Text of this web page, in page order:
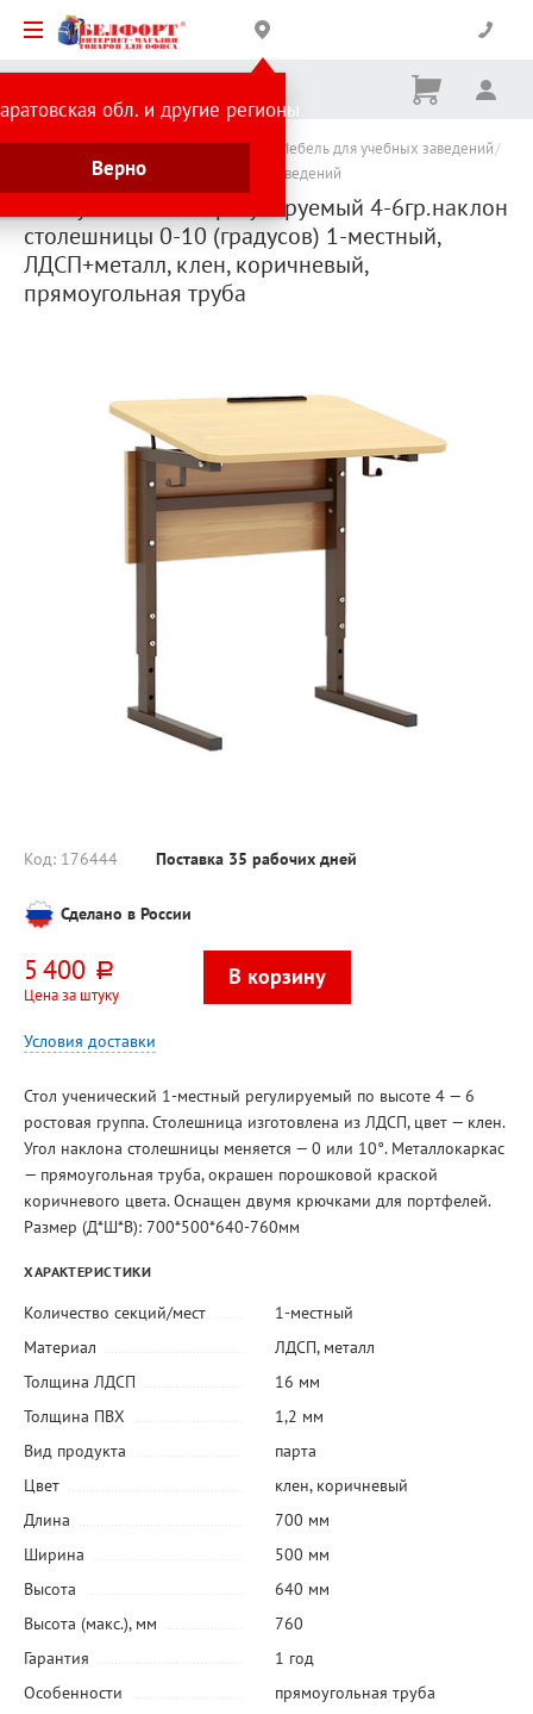
обл. и другие регионы
Верно
Корзина
Ничего
Каталог товаров Товары для школы
Мебель для учебных заведений
Мебель для школ и других учебных заведений
Стол ученический регулируемый 4-6гр.наклон
столешницы 0-10 (градусов) 1-местный,
ЛДСП+металл, клен, коричневый,
прямоугольная труба
Код: 176444 Поставка 35 рабочих дней
Сделано в России
5 400 руб.
Цена за штуку
Условия доставки
Стол ученический 1-местный регулируемый по высоте 4 — 6
ростовая группа. Столешница изготовлена из ЛДСП, цвет — клен.
Угол наклона столешницы меняется — 0 или 10°. Металлокаркас
— прямоугольная труба, окрашен порошковой краской
коричневого цвета. Оснащен двумя крючками для портфелей.
Размер (Д*Ш*В): 700*500*640-760мм
ХАРАКТЕРИСТИКИ
Количество секций/мест
1-местный
Материал
ЛДСП, металл
Толщина ЛДСП
16 мм
Толщина ПВХ
1,2 мм
Вид продукта
парта
Цвет
клен, коричневый
Длина
700 мм
Ширина
500 мм
Высота
640 мм
Высота (макс.), мм
760
Гарантия
1 год
Особенности
прямоугольная труба